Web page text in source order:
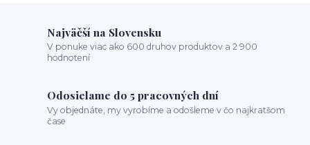
Najväčší na Slovensku
V ponuke viac ako 600 druhov produktov a 2 900
hodnotení
Odosielame do 5 pracovných dní
Vy objednáte, my vyrobíme a odošleme v čo najkratšom
čase